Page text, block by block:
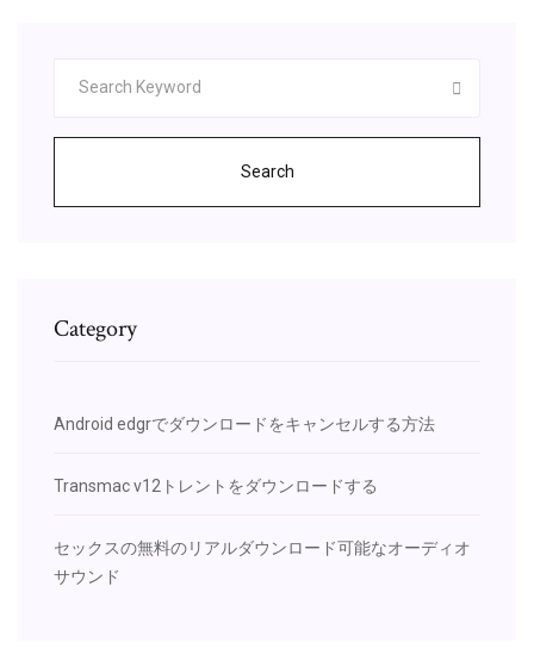
Search
Category
Android edgrでダウンロードをキャンセルする方法
Transmac v12トレントをダウンロードする
セックスの無料のリアルダウンロード可能なオーディオ
サウンド